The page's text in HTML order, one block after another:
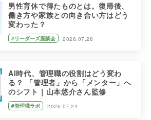
男性育休で得たものとは。復帰後、
働き方や家族との向き合い方はどう
変わった？
#リーダーズ座談会 2026.07.28
AI時代、管理職の役割はどう変わ
る？ 「管理者」から「メンター」へ
のシフト｜山本悠介さん監修
#管理職ラボ 2026.07.24